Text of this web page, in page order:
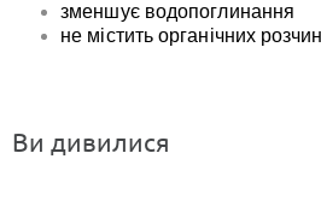
зменшує водопоглинання
не містить органічних
Ви дивилися